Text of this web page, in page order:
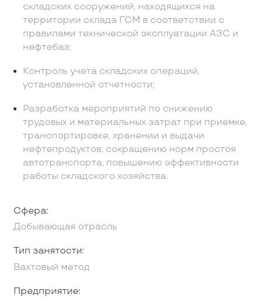
складских сооружений, находящихся на
территории склада ГСМ в соответствии с
правилами технической эксплуатации АЗС и
нефтебаз;
Контроль учета складских операций,
установленной отчетности;
Разработка мероприятий по снижению
трудовых и материальных затрат при приемке,
транспортировке, хранении и выдачи
нефтепродуктов, сокращению норм простоя
автотранспорта, повышению эффективности
работы складского хозяйства.
Сфера:
Добывающая отрасль
Тип занятости:
Вахтовый метод
Предприятие: